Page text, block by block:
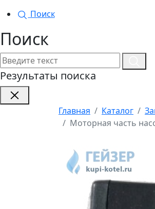
Поиск
Поиск
Результаты поиска
Главная Каталог
Моторная часть